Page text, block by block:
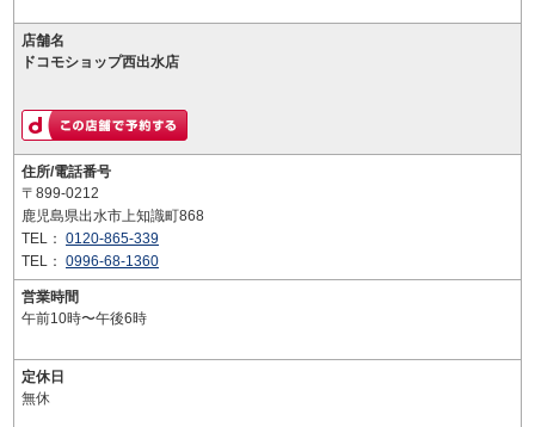
店舗名
ドコモショップ西出水店
住所/電話番号
〒899-0212
鹿児島県出水市上知識町868
TEL： 0120-865-339
TEL： 0996-68-1360
営業時間
午前10時〜午後6時
定休日
無休